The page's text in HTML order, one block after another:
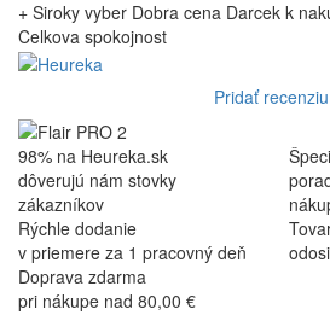
+ Siroky vyber Dobra cena Darcek k
Celkova spokojnost
Pridať recenziu
98% na Heureka.sk
dôverujú nám stovky
zákazníkov
Rýchle dodanie
v priemere za 1 pracovný deň
Doprava zdarma
pri nákupe nad 80,00 €